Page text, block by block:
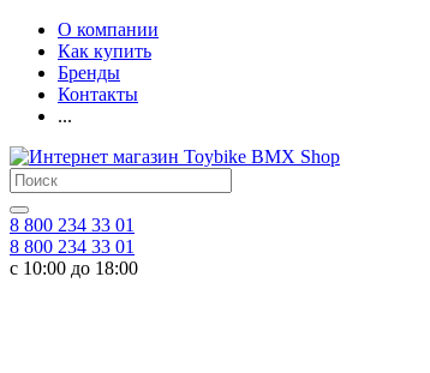
О компании
Как купить
Бренды
Контакты
...
8 800 234 33 01
8 800 234 33 01
с 10:00 до 18:00